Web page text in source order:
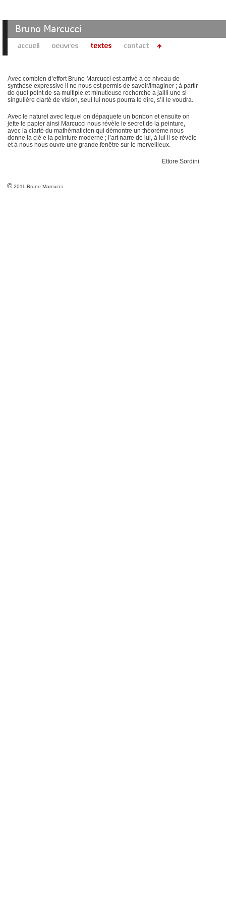
Avec combien d’effort Bruno Marcucci est arrivé à ce niveau de
synthèse expressive il ne nous est permis de savoir/imaginer ; à partir
de quel point de sa multiple et minutieuse recherche a jailli une si
singulière clarté de vision, seul lui nous pourra le dire, s’il le voudra.
Avec le naturel avec lequel on dépaquete un bonbon et ensuite on
jette le papier ainsi Marcucci nous révèle le secret de la peinture,
avec la clarté du mathématicien qui démontre un théorème nous
donne la clé e la peinture moderne ; l’art narre de lui, à lui il se révèle
et à nous nous ouvre une grande fenêtre sur le merveilleux.
Ettore Sordini
© 2011 Bruno Marcucci